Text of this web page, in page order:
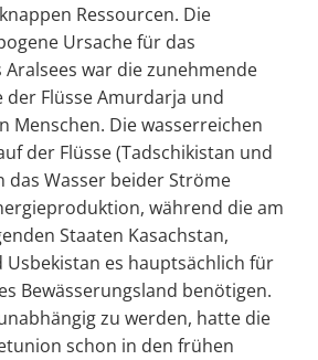
Ressourcen. Die
Ursache für das
war die zunehmende
Flüsse Amurdarja und
Menschen. Die wasserreichen
der Flüsse (Tadschikistan und
das Wasser beider Ströme
während die am
Staaten Kasachstan,
es hauptsächlich für
Bewässerungsland benötigen.
zu werden, hatte die
schon in den frühen